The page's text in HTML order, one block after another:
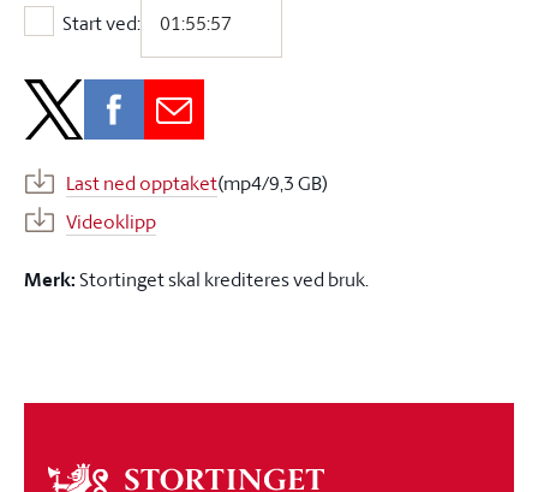
Start ved:
Start ved:
Last ned opptaket(mp4/9,3 GB)
Videoklipp
Merk:Stortinget skal krediteres ved bruk.
Om